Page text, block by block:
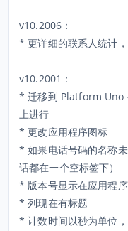
v10.2006：
* 更详细的联系人统计
v10.2001：
* 迁移到 Platform Uno
上进行
* 更改应用程序图标
* 如果电话号码的名称
话都在一个空标签下）
* 版本号显示在应用程
* 列现在有标题
* 计数时间以秒为单位